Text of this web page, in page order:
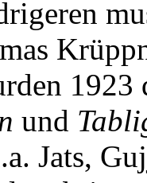
und
Jats,